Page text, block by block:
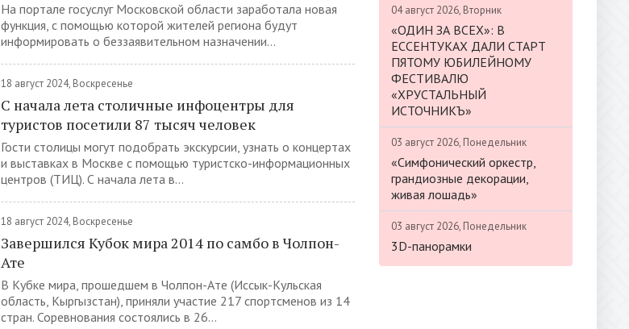
На портале госуслуг Московской области заработала новая
функция, с помощью которой жителей региона будут
информировать о беззаявительном назначении...
18 август 2024, Воскресенье
С начала лета столичные инфоцентры для
туристов посетили 87 тысяч человек
Гости столицы могут подобрать экскурсии, узнать о концертах
и выставках в Москве с помощью туристско-информационных
центров (ТИЦ). С начала лета в...
18 август 2024, Воскресенье
Завершился Кубок мира 2014 по самбо в Чолпон-
Ате
В Кубке мира, прошедшем в Чолпон-Ате (Иссык-Кульская
область, Кыргызстан), приняли участие 217 спортсменов из 14
стран. Соревнования состоялись в 26...
04 август 2026, Вторник
«ОДИН ЗА ВСЕХ»: В
ЕССЕНТУКАХ ДАЛИ СТАРТ
ПЯТОМУ ЮБИЛЕЙНОМУ
ФЕСТИВАЛЮ
«ХРУСТАЛЬНЫЙ
ИСТОЧНИКЪ»
03 август 2026, Понедельник
«Симфонический оркестр,
грандиозные декорации,
живая лошадь»
03 август 2026, Понедельник
3D-панорамки